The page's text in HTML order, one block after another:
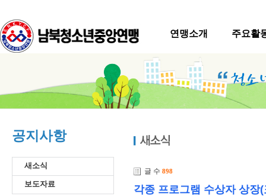
연맹소개 주요활
공지사항
새소식
보도자료
글 수 898
각종 프로그램 수상자 상장